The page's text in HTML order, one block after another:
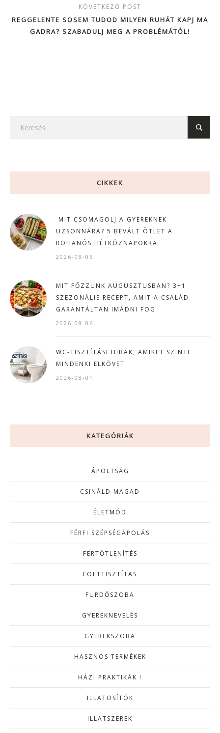
KÖVETKEZŐ POST
REGGELENTE SOSEM TUDOD MILYEN RUHÁT KAPJ MA
GADRA? SZABADULJ MEG A PROBLÉMÁTÓL!
CIKKEK
MIT CSOMAGOLJ A GYEREKNEK
UZSONNÁRA? 5 BEVÁLT ÖTLET A
ROHANÓS HÉTKÖZNAPOKRA
2026-08-06
MIT FŐZZÜNK AUGUSZTUSBAN? 3+1
SZEZONÁLIS RECEPT, AMIT A CSALÁD
GARANTÁLTAN IMÁDNI FOG
2026-08-06
WC-TISZTÍTÁSI HIBÁK, AMIKET SZINTE
MINDENKI ELKÖVET
2026-08-01
KATEGÓRIÁK
ÁPOLTSÁG
CSINÁLD MAGAD
ÉLETMÓD
FÉRFI SZÉPSÉGÁPOLÁS
FERTŐTLENÍTÉS
FOLTTISZTÍTAS
FÜRDŐSZOBA
GYEREKNEVELÉS
GYEREKSZOBA
HASZNOS TERMÉKEK
HÁZI PRAKTIKÁK !
ILLATOSÍTÓK
ILLATSZEREK